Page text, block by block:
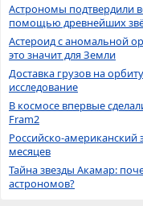
Астрономы подтвердили
помощью древнейших
Астероид с аномальной
это значит для Земли
Доставка грузов на
исследование
В космосе впервые
Fram2
Российско-
месяцев
Тайна звезды Акамар:
астрономов?